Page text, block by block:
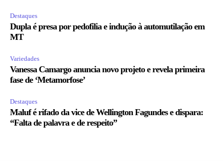
Destaques
Dupla é presa por pedofilia e indução à automutilação em
MT
Variedades
Vanessa Camargo anuncia novo projeto e revela primeira
fase de ‘Metamorfose’
Destaques
Maluf é rifado da vice de Wellington Fagundes e dispara:
“Falta de palavra e de respeito”